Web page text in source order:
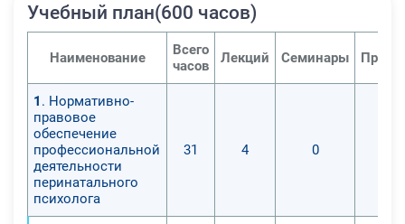
Учебный план(600 часов)
Наименование
Всего
часов
Лекций Семинары
1 . Нормативно-
правовое
обеспечение
профессиональной
деятельности
перинатального
психолога
31 4 0